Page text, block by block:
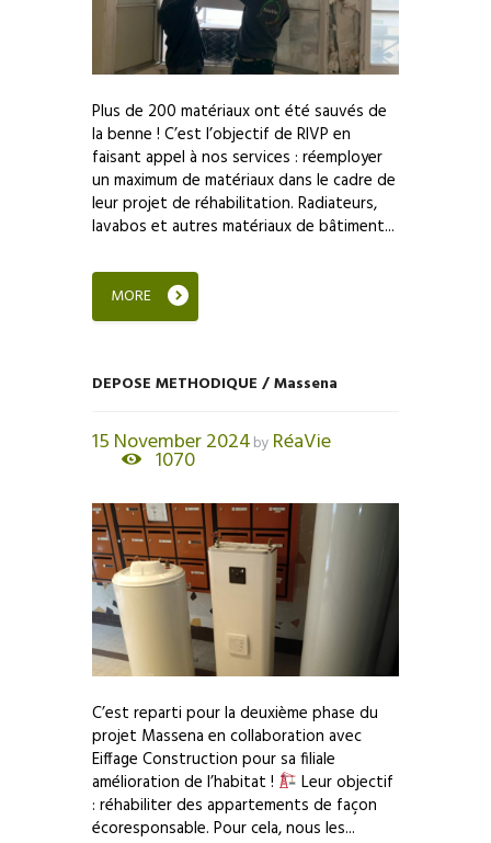
Plus de 200 matériaux ont été sauvés de
la benne ! C’est l’objectif de RIVP en
faisant appel à nos services : réemployer
un maximum de matériaux dans le cadre de
leur projet de réhabilitation. Radiateurs,
lavabos et autres matériaux de bâtiment...
MORE
DEPOSE METHODIQUE / Massena
15 November 2024by RéaVie
1070
C’est reparti pour la deuxième phase du
projet Massena en collaboration avec
Eiffage Construction pour sa filiale
amélioration de l’habitat !
Leur objectif
: réhabiliter des appartements de façon
écoresponsable. Pour cela, nous les...